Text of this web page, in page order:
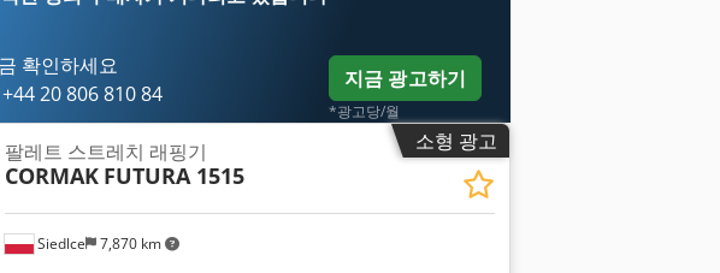
확인하세요
+44 20 806 810 84
지금 광고하기
*광고당/월
소형 광고
Siedlce 7,870 km
팔레트 스트레치 래핑기
CORMAK FUTURA 1515